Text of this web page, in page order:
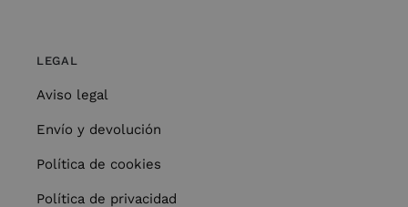
LEGAL
Aviso legal
Envío y devolución
Política de cookies
Política de privacidad